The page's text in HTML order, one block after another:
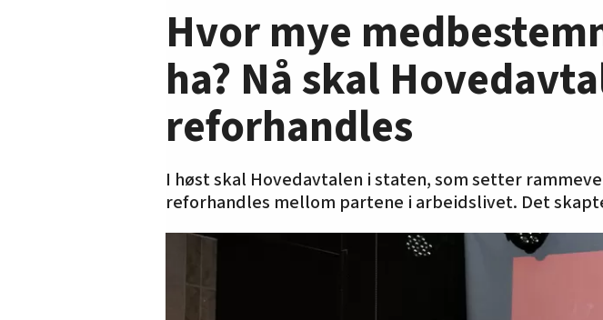
Hvor mye
ha? Nå skal
reforhandles
I høst skal Hovedavtalen i staten, som setter
reforhandles mellom partene i arbeidslivet. Det